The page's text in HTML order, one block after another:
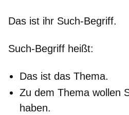
Das ist ihr Such-Begriff.
Such-Begriff heißt:
Das ist das Thema.
Zu dem Thema wollen
haben.